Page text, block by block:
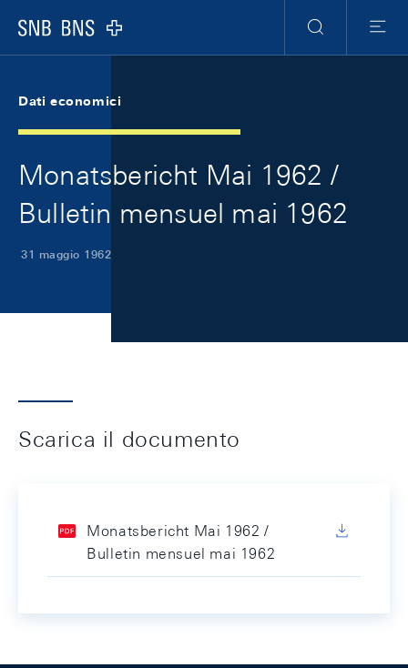
Logo
Ricerca
Menu
Dati economici
Monatsbericht Mai 1962 /
Bulletin mensuel mai 1962
31 maggio 1962
Scarica il documento
Monatsbericht Mai 1962 /
Bulletin mensuel mai 1962